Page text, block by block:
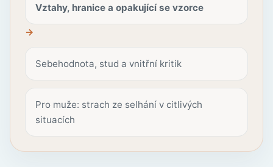
Vztahy, hranice a opakující se vzorce
Sebehodnota, stud a vnitřní kritik
Pro muže: strach ze selhání v citlivých
situacích